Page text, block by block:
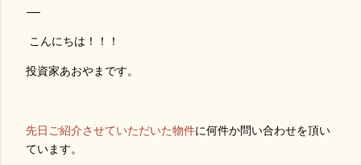
こんにちは！！！
投資家あおやまです。
先日ご紹介させていただいた物件に何件か問い合わせを頂い
ています。